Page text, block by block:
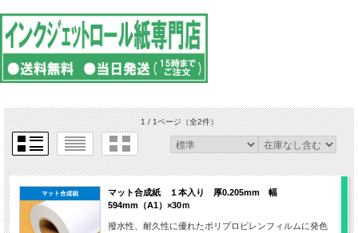
1 / 1ページ（全2件）
マット合成紙 １本入り 厚0.205mm 幅
594mm（A1）×30ｍ
撥水性、耐久性に優れたポリプロピレンフィルムに発色